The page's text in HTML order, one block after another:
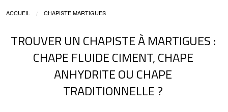
ACCUEIL CHAPISTE MARTIGUES
TROUVER UN CHAPISTE À MARTIGUES :
CHAPE FLUIDE CIMENT, CHAPE
ANHYDRITE OU CHAPE
TRADITIONNELLE ?